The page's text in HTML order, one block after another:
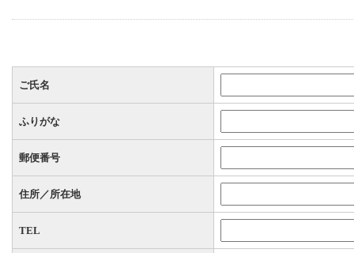
ご氏名
ふりがな
郵便番号
住所／所在地
TEL